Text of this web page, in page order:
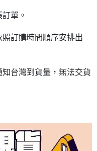
單。
訂購時間順序安排出
台灣到貨量，無法交貨